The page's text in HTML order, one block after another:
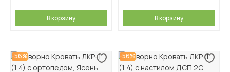
В корзину В корзину
-56% -56%